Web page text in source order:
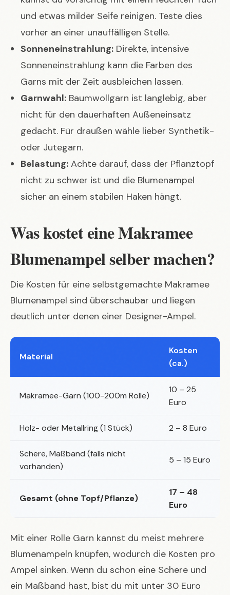
und etwas milder Seife reinigen. Teste dies
vorher an einer unauffälligen Stelle.
Sonneneinstrahlung: Direkte, intensive
Sonneneinstrahlung kann die Farben des
Garns mit der Zeit ausbleichen lassen.
Garnwahl: Baumwollgarn ist langlebig, aber
nicht für den dauerhaften Außeneinsatz
gedacht. Für draußen wähle lieber Synthetik-
oder Jutegarn.
Belastung: Achte darauf, dass der Pflanztopf
nicht zu schwer ist und die Blumenampel
sicher an einem stabilen Haken hängt.
Was kostet eine Makramee
Blumenampel selber machen?
Die Kosten für eine selbstgemachte Makramee
Blumenampel sind überschaubar und liegen
deutlich unter denen einer Designer-Ampel.
Material
Kosten
(ca.)
Makramee-Garn (100-200m Rolle)
10 – 25
Euro
Holz- oder Metallring (1 Stück) 2 – 8 Euro
Schere, Maßband (falls nicht
vorhanden)
5 – 15 Euro
Gesamt (ohne Topf/Pflanze)
17 – 48
Euro
Mit einer Rolle Garn kannst du meist mehrere
Blumenampeln knüpfen, wodurch die Kosten pro
Ampel sinken. Wenn du schon eine Schere und
ein Maßband hast, bist du mit unter 30 Euro